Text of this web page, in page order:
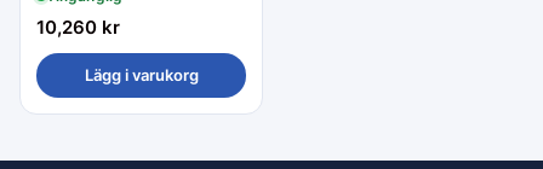
10,260 kr
Lägg i varukorg